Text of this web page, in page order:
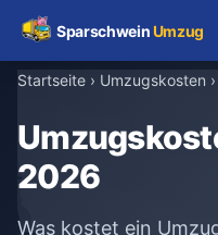
SparschweinUmzug
Umzugskosten
Kostenrechner
Startseite › Umzugskosten ›
2026
Was kostet ein